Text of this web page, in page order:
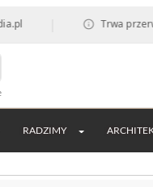
Trwa przerwa
RADZIMY